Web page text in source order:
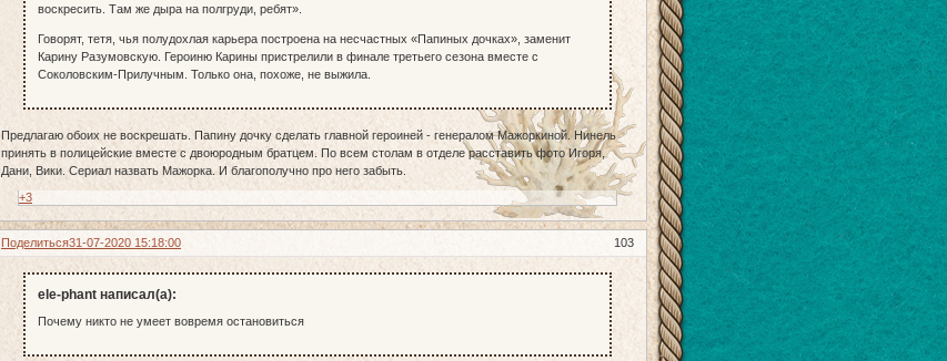
воскресить. Там же дыра на полгруди, ребят».
Говорят, тетя, чья полудохлая карьера построена на несчастных «Папиных дочках», заменит
Карину Разумовскую. Героиню Карины пристрелили в финале третьего сезона вместе с
Соколовским-Прилучным. Только она, похоже, не выжила.
Предлагаю обоих не воскрешать. Папину дочку сделать главной героиней - генералом Мажоркиной. Нинель
принять в полицейские вместе с двоюродным братцем. По всем столам в отделе расставить фото Игоря,
Дани, Вики. Сериал назвать Мажорка. И благополучно про него забыть.
+3
Поделиться 103
31-07-2020 15:18:00
ele-phant написал(а):
Почему никто не умеет вовремя остановиться